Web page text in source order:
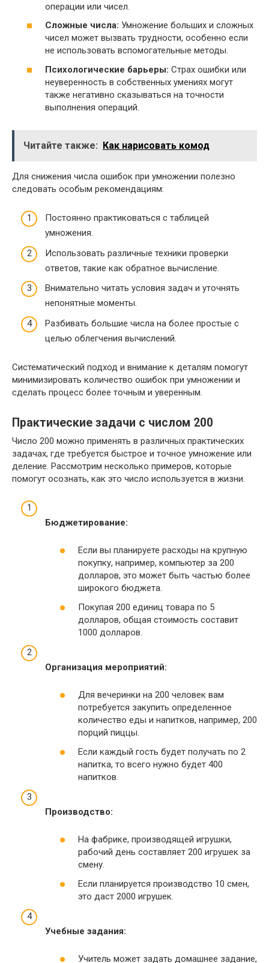
операции или чисел.
Сложные числа: Умножение больших и сложных
чисел может вызвать трудности, особенно если
не использовать вспомогательные методы.
Психологические барьеры: Страх ошибки или
неуверенность в собственных умениях могут
также негативно сказываться на точности
выполнения операций.
Читайте также: Как нарисовать комод
Для снижения числа ошибок при умножении полезно
следовать особым рекомендациям:
Постоянно практиковаться с таблицей
умножения.
Использовать различные техники проверки
ответов, такие как обратное вычисление.
Внимательно читать условия задач и уточнять
непонятные моменты.
Разбивать большие числа на более простые с
целью облегчения вычислений.
Систематический подход и внимание к деталям помогут
минимизировать количество ошибок при умножении и
сделать процесс более точным и уверенным.
Практические задачи с числом 200
Число 200 можно применять в различных практических
задачах, где требуется быстрое и точное умножение или
деление. Рассмотрим несколько примеров, которые
помогут осознать, как это число используется в жизни.
Бюджетирование:
Если вы планируете расходы на крупную
покупку, например, компьютер за 200
долларов, это может быть частью более
широкого бюджета.
Покупая 200 единиц товара по 5
долларов, общая стоимость составит
1000 долларов.
Организация мероприятий:
Для вечеринки на 200 человек вам
потребуется закупить определенное
количество еды и напитков, например, 200
порций пиццы.
Если каждый гость будет получать по 2
напитка, то всего нужно будет 400
напитков.
Производство:
На фабрике, производящей игрушки,
рабочий день составляет 200 игрушек за
смену.
Если планируется производство 10 смен,
это даст 2000 игрушек.
Учебные задания:
Учитель может задать домашнее задание,